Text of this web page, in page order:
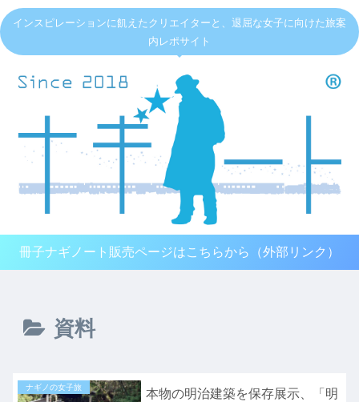
インスピレーションに飢えたクリエイターと、退屈な女子に向けた旅案
内レポサイト
冊子ナギノート販売ページはこちらから（外部リンク）
資料
ナギノの女子旅
本物の明治建築を保存展示、「明